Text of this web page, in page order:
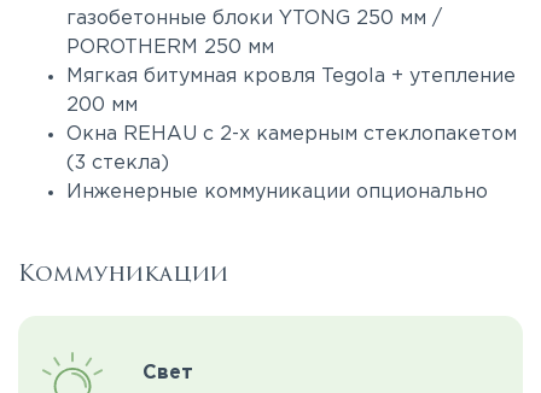
газобетонные блоки YTONG 250 мм /
POROTHERM 250 мм
Мягкая битумная кровля Tegola + утепление
200 мм
Окна REHAU с 2-х камерным стеклопакетом
(3 стекла)
Инженерные коммуникации опционально
Коммуникации
Свет